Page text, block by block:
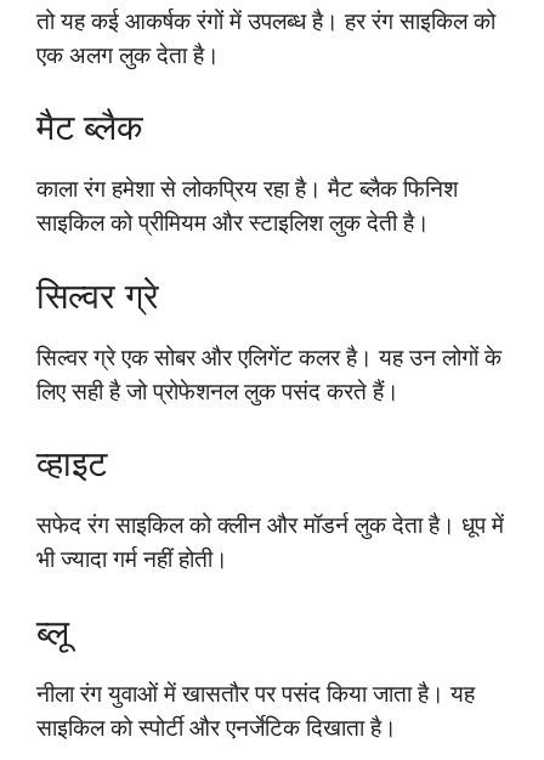
तो यह कई आकर्षक रंगों में उपलब्ध है। हर रंग साइकिल को
एक अलग लुक देता है।
मैट ब्लैक
काला रंग हमेशा से लोकप्रिय रहा है। मैट ब्लैक फिनिश
साइकिल को प्रीमियम और स्टाइलिश लुक देती है।
सिल्वर ग्रे
सिल्वर ग्रे एक सोबर और एलिगेंट कलर है। यह उन लोगों के
लिए सही है जो प्रोफेशनल लुक पसंद करते हैं।
व्हाइट
सफेद रंग साइकिल को क्लीन और मॉडर्न लुक देता है। धूप में
भी ज्यादा गर्म नहीं होती।
ब्लू
नीला रंग युवाओं में खासतौर पर पसंद किया जाता है। यह
साइकिल को स्पोर्टी और एनर्जेटिक दिखाता है।